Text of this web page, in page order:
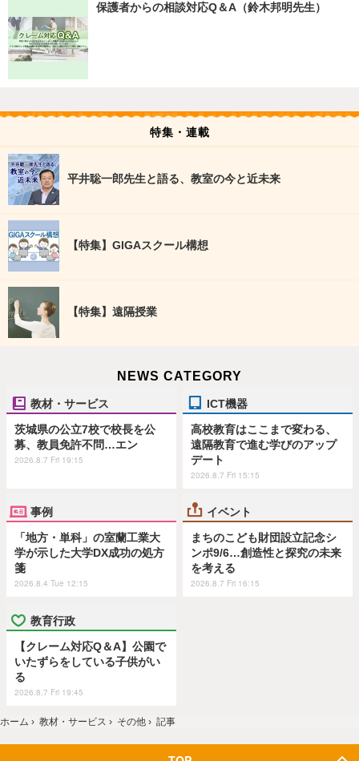
保護者からの相談対応Q＆A（鈴木邦明先生）
特集・連載
平井聡一郎先生と語る、教室の今と近未来
【特集】GIGAスクール構想
【特集】遠隔授業
NEWS CATEGORY
教材・サービス
茨城県の公立7校で校長を公
募、教員免許不問…エン
2026.8.7 Fri 19:15
ICT機器
高校教育はここまで変わる、
遠隔教育で進む学びのアップ
デート
2026.8.7 Fri 15:15
事例
「地方・単科」の室蘭工業大
学が示した大学DX成功の処方
箋
2026.8.4 Tue 12:15
イベント
まちのこども財団設立記念シ
ンポ9/6…創造性と探究の未来
を考える
2026.8.7 Fri 16:15
教育行政
【クレーム対応Q＆A】公園で
いたずらをしている子供がい
る
2026.8.7 Fri 19:45
ホーム › 教材・サービス › その他 › 記事